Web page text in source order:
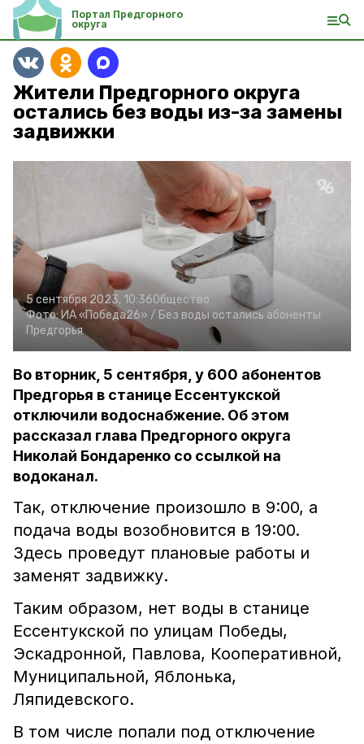
Портал Предгорного
округа
Жители Предгорного округа
остались без воды из-за замены
задвижки
5 сентября 2023, 10:36Общество
Фото: ИА «Победа26» / Без воды остались абоненты
Предгорья
Во вторник, 5 сентября, у 600 абонентов
Предгорья в станице Ессентукской
отключили водоснабжение. Об этом
рассказал глава Предгорного округа
Николай Бондаренко со ссылкой на
водоканал.
Так, отключение произошло в 9:00, а
подача воды возобновится в 19:00.
Здесь проведут плановые работы и
заменят задвижку.
Таким образом, нет воды в станице
Ессентукской по улицам Победы,
Эскадронной, Павлова, Кооперативной,
Муниципальной, Яблонька,
Ляпидевского.
В том числе попали под отключение